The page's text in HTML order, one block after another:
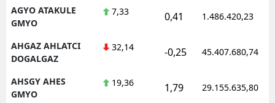
AGYO ATAKULE
GMYO
7,33 0,41 1.486.420,23
AHGAZ AHLATCI
DOGALGAZ
32,14 -0,25 45.407.680,74
AHSGY AHES
GMYO
19,36 1,79 29.155.635,80